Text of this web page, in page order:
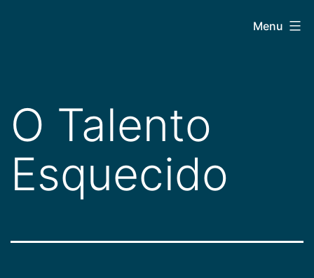
Menu
O Talento
Esquecido